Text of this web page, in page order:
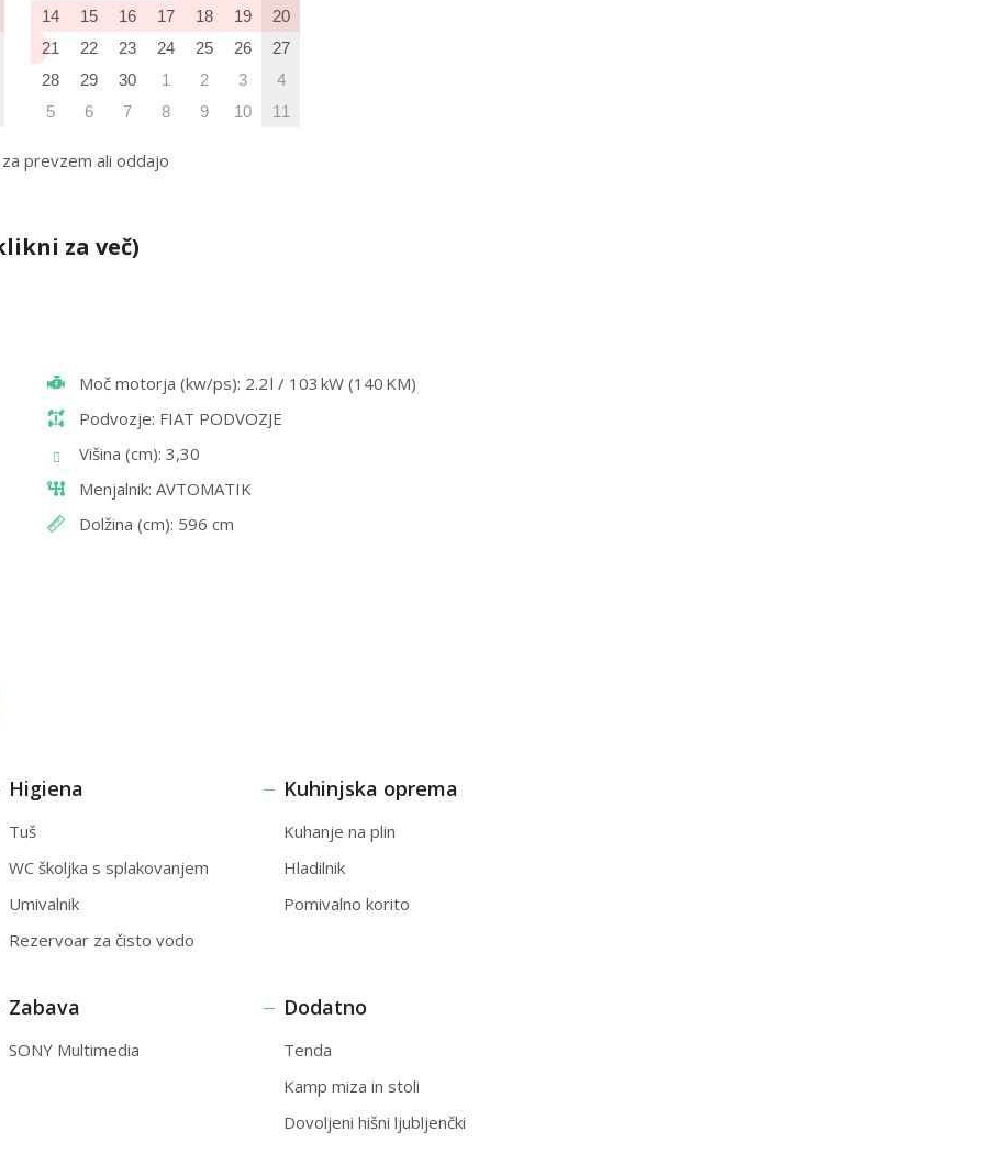
14
15 16 17 18 19
20
21
22 23 24 25 26
27
28
29 30 1 2 3
4
5
6 7 8 9 10 11
prevzem ali oddajo
za več)
Moč motorja (kw/ps): 2.2 l / 103 kW (140 KM)
Podvozje: FIAT PODVOZJE
Višina (cm): 3,30
Menjalnik: AVTOMATIK
Dolžina (cm): 596 cm
Higiena
Tuš
WC školjka s splakovanjem
Umivalnik
Rezervoar za čisto vodo
Kuhinjska oprema
Kuhanje na plin
Hladilnik
Pomivalno korito
Zabava
SONY Multimedia
Dodatno
Tenda
Kamp miza in stoli
Dovoljeni hišni ljubljenčki